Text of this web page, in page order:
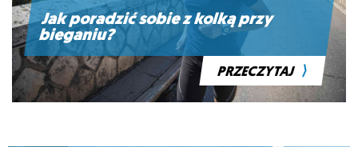
Jak poradzić sobie z kolką przy
bieganiu?
PRZECZYTAJ ⟩